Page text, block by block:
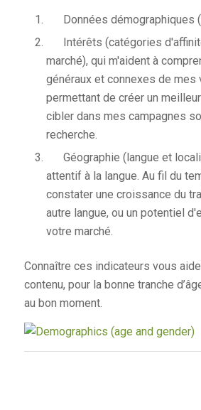
Données démographiques
Intérêts (catégories
marché), qui m'aident à
généraux et connexes de mes
permettant de créer un
cibler dans mes campagnes
recherche.
Géographie (langue et
attentif à la langue. Au fil du
constater une croissance du
autre langue, ou un potentiel
votre marché.
Connaître ces indicateurs vous
contenu, pour la bonne tranche
au bon moment.